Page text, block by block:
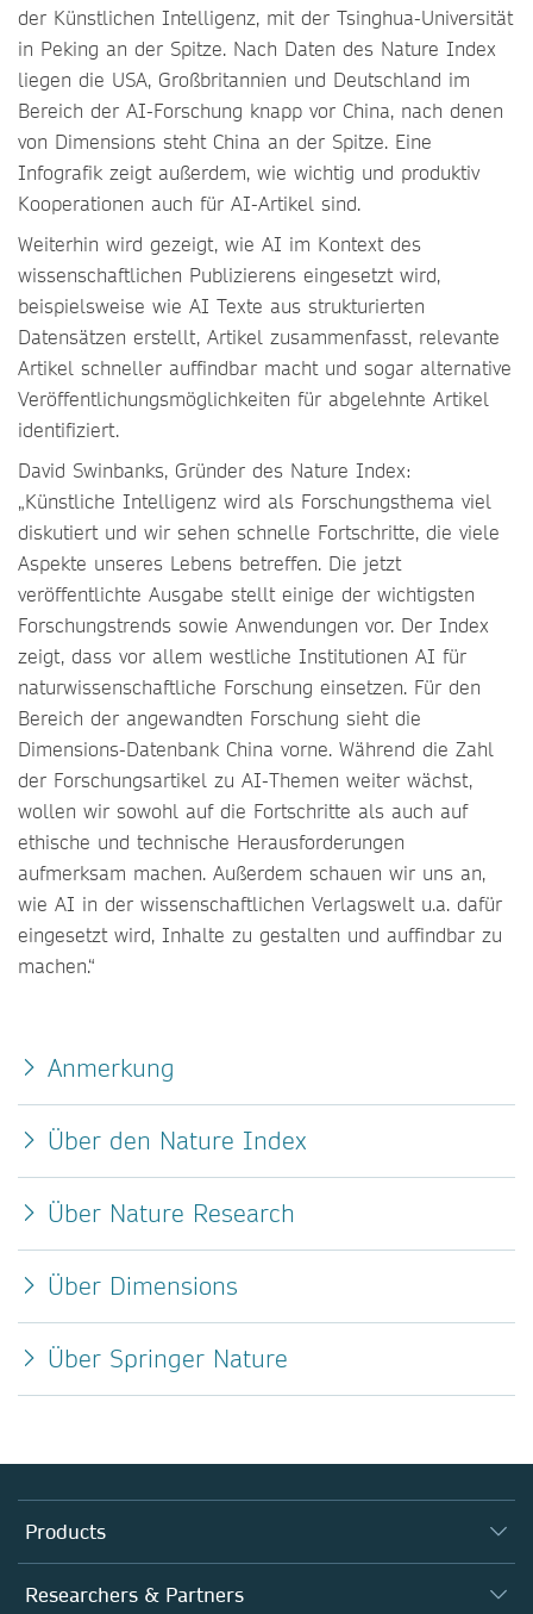
der Künstlichen Intelligenz, mit der Tsinghua-Universität
in Peking an der Spitze. Nach Daten des Nature Index
liegen die USA, Großbritannien und Deutschland im
Bereich der AI-Forschung knapp vor China, nach denen
von Dimensions steht China an der Spitze. Eine
Infografik zeigt außerdem, wie wichtig und produktiv
Kooperationen auch für AI-Artikel sind.
Weiterhin wird gezeigt, wie AI im Kontext des
wissenschaftlichen Publizierens eingesetzt wird,
beispielsweise wie AI Texte aus strukturierten
Datensätzen erstellt, Artikel zusammenfasst, relevante
Artikel schneller auffindbar macht und sogar alternative
Veröffentlichungsmöglichkeiten für abgelehnte Artikel
identifiziert.
David Swinbanks, Gründer des Nature Index:
„Künstliche Intelligenz wird als Forschungsthema viel
diskutiert und wir sehen schnelle Fortschritte, die viele
Aspekte unseres Lebens betreffen. Die jetzt
veröffentlichte Ausgabe stellt einige der wichtigsten
Forschungstrends sowie Anwendungen vor. Der Index
zeigt, dass vor allem westliche Institutionen AI für
naturwissenschaftliche Forschung einsetzen. Für den
Bereich der angewandten Forschung sieht die
Dimensions-Datenbank China vorne. Während die Zahl
der Forschungsartikel zu AI-Themen weiter wächst,
wollen wir sowohl auf die Fortschritte als auch auf
ethische und technische Herausforderungen
aufmerksam machen. Außerdem schauen wir uns an,
wie AI in der wissenschaftlichen Verlagswelt u.a. dafür
eingesetzt wird, Inhalte zu gestalten und auffindbar zu
machen.“
Anmerkung
Über den Nature Index
Über Nature Research
Über Dimensions
Über Springer Nature
Products
Journals
Researchers & Partners